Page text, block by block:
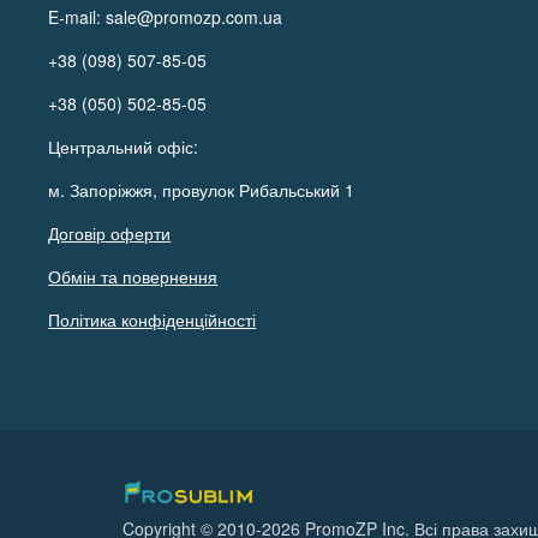
E-mail:sale@promozp.com.ua
+38 (098) 507-85-05
+38 (050) 502-85-05
Центральний офіс:
м. Запоріжжя, провулок Рибальський 1
Договір оферти
Обмін та повернення
Політика конфіденційності
Copyright © 2010-2026 PromoZP Inc. Всі права